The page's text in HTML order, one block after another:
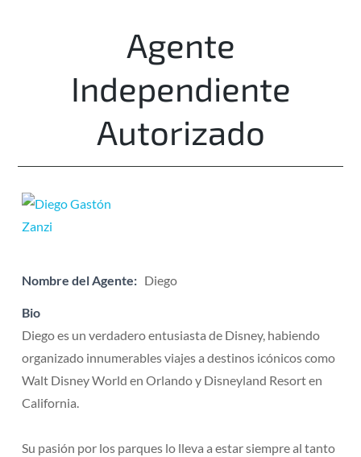
Agente
Independiente
Autorizado
Nombre del Agente: Diego
Bio
Diego es un verdadero entusiasta de Disney, habiendo
organizado innumerables viajes a destinos icónicos como
Walt Disney World en Orlando y Disneyland Resort en
California.
Su pasión por los parques lo lleva a estar siempre al tanto